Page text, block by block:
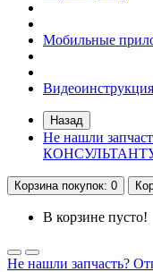
Мобильные
Видеоинструкция
Назад
Не нашли
Корзинапокупок: 0
В корзине пусто!
Не нашли запчасть?